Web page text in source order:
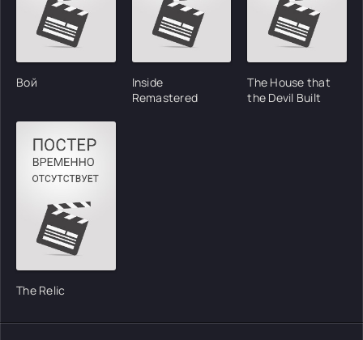
Вой
Inside
Remastered
The House that
the Devil Built
The Relic